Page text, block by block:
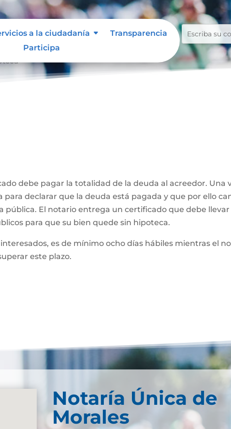
a la ciudadanía
Transparencia
Participa
debe pagar la totalidad de la deuda al acreedor. Una
declarar que la deuda está pagada y que por ello
pública. El notario entrega un certificado que debe
para que su bien quede sin hipoteca.
es de mínimo ocho días hábiles mientras el
este plazo.
Notaría Única de
Morales